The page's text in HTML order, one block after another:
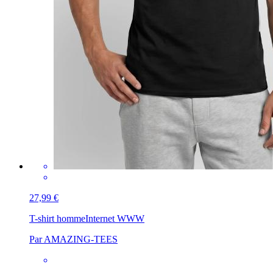
27,99 €
T-shirt hommeInternet WWW
Par AMAZING-TEES